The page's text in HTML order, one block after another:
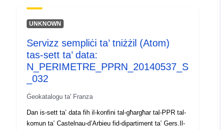
Tip:
Riżorsa:
codelist/ResourceType/services
UNKNOWN
Servizz sempliċi ta’ tniżżil (Atom)
tas-sett ta’ data:
N_PERIMETRE_PPRN_20140537_S
_032
Ġeokatalogu ta' Franza
Dan is-sett ta’ data fih il-konfini tal-għargħar tal-PPR tal-
komun ta’ Castelnau-d’Arbieu fid-dipartiment ta’ Gers.Il-